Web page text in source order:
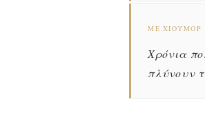
ΜΕ ΧΙΟΎΜΟΡ
Χρόνια
πλύνουν